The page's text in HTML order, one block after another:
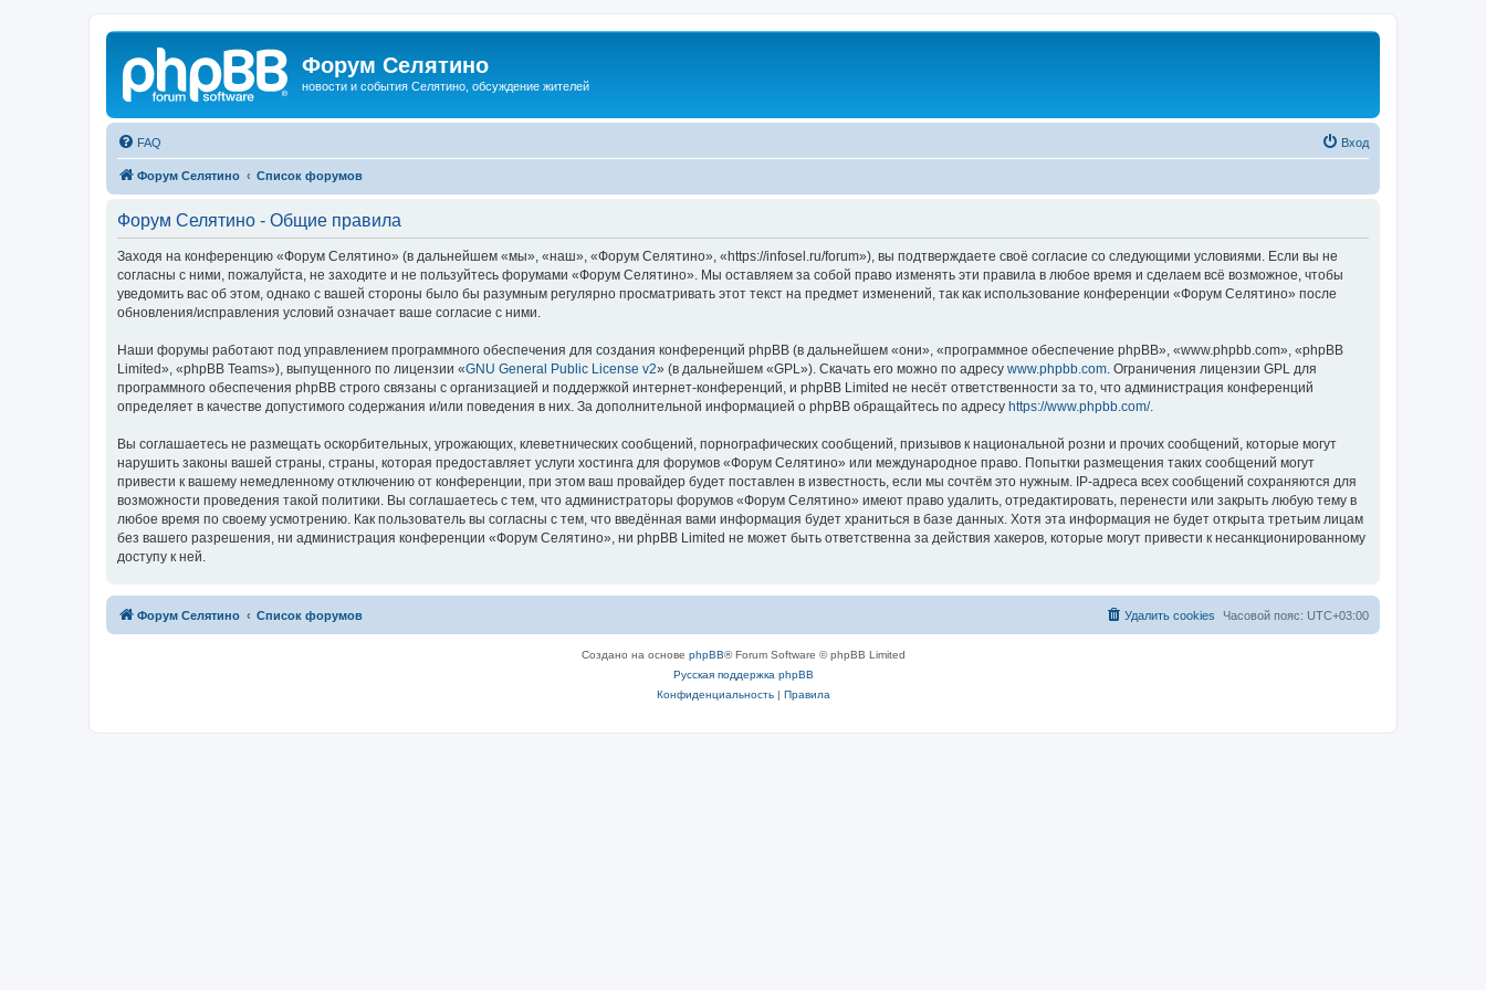
Форум Селятино
новости и события Селятино, обсуждение жителей
FAQ Вход
Форум Селятино Список форумов
Форум Селятино - Общие правила
Заходя на конференцию «Форум Селятино» (в дальнейшем «мы», «наш», «Форум Селятино», «https://infosel.ru/forum»), вы подтверждаете своё согласие со следующими условиями. Если вы не
согласны с ними, пожалуйста, не заходите и не пользуйтесь форумами «Форум Селятино». Мы оставляем за собой право изменять эти правила в любое время и сделаем всё возможное, чтобы
уведомить вас об этом, однако с вашей стороны было бы разумным регулярно просматривать этот текст на предмет изменений, так как использование конференции «Форум Селятино» после
обновления/исправления условий означает ваше согласие с ними.
Наши форумы работают под управлением программного обеспечения для создания конференций phpBB (в дальнейшем «они», «программное обеспечение phpBB», «www.phpbb.com», «phpBB
Limited», «phpBB Teams»), выпущенного по лицензии «GNU General Public License v2» (в дальнейшем «GPL»). Скачать его можно по адресу www.phpbb.com . Ограничения лицензии GPL для
программного обеспечения phpBB строго связаны с организацией и поддержкой интернет-конференций, и phpBB Limited не несёт ответственности за то, что администрация конференций
определяет в качестве допустимого содержания и/или поведения в них. За дополнительной информацией о phpBB обращайтесь по адресу https://www.phpbb.com/.
Вы соглашаетесь не размещать оскорбительных, угрожающих, клеветнических сообщений, порнографических сообщений, призывов к национальной розни и прочих сообщений, которые могут
нарушить законы вашей страны, страны, которая предоставляет услуги хостинга для форумов «Форум Селятино» или международное право. Попытки размещения таких сообщений могут
привести к вашему немедленному отключению от конференции, при этом ваш провайдер будет поставлен в известность, если мы сочтём это нужным. IP-адреса всех сообщений сохраняются для
возможности проведения такой политики. Вы соглашаетесь с тем, что администраторы форумов «Форум Селятино» имеют право удалить, отредактировать, перенести или закрыть любую тему в
любое время по своему усмотрению. Как пользователь вы согласны с тем, что введённая вами информация будет храниться в базе данных. Хотя эта информация не будет открыта третьим лицам
без вашего разрешения, ни администрация конференции «Форум Селятино», ни phpBB Limited не может быть ответственна за действия хакеров, которые могут привести к несанкционированному
доступу к ней.
Форум Селятино Список форумов Часовой пояс: UTC+03:00
Удалить cookies
Создано на основе phpBB® Forum Software © phpBB Limited
Русская поддержка phpBB
Конфиденциальность| Правила